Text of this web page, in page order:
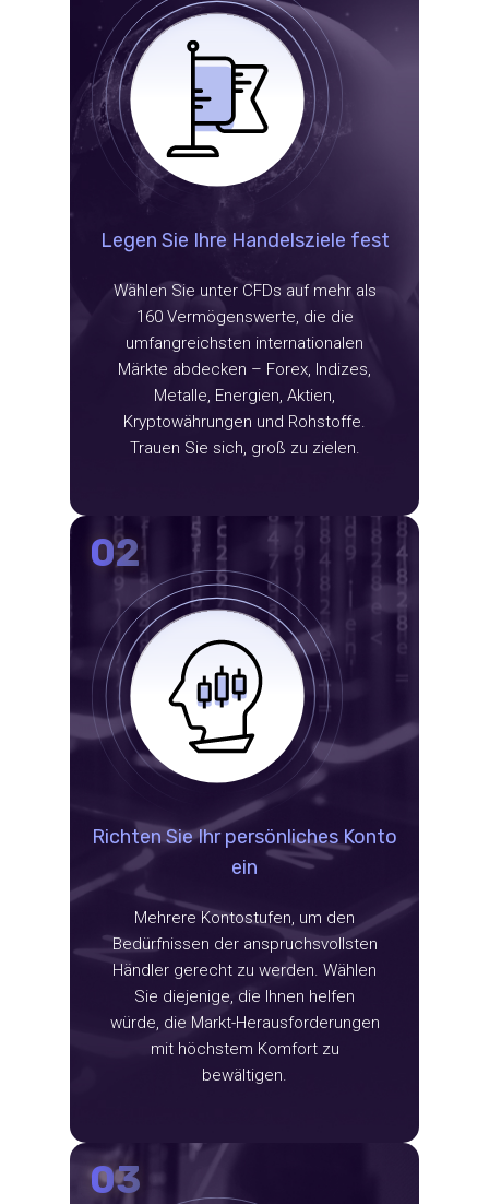
Legen Sie Ihre Handelsziele fest
Wählen Sie unter CFDs auf mehr als
160 Vermögenswerte, die die
umfangreichsten internationalen
Märkte abdecken – Forex, Indizes,
Metalle, Energien, Aktien,
Kryptowährungen und Rohstoffe.
Trauen Sie sich, groß zu zielen.
02
Richten Sie Ihr persönliches Konto
ein
Mehrere Kontostufen, um den
Bedürfnissen der anspruchsvollsten
Händler gerecht zu werden. Wählen
Sie diejenige, die Ihnen helfen
würde, die Markt-Herausforderungen
mit höchstem Komfort zu
bewältigen.
03